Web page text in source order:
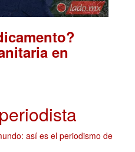
en